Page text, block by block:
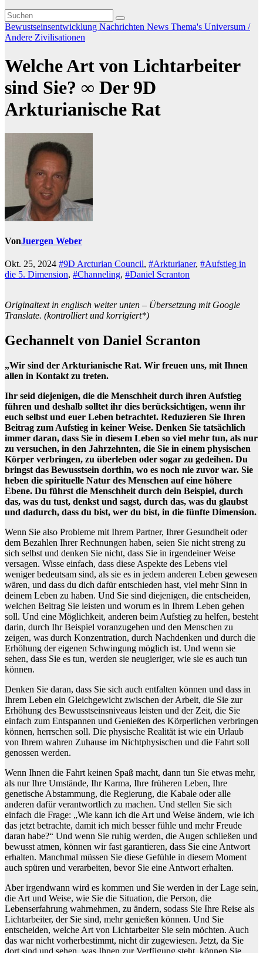
Bewustseinsentwicklung Nachrichten News Thema's Universum /
Andere Zivilisationen
Welche Art von Lichtarbeiter
sind Sie? ∞ Der 9D
Arkturianische Rat
VonJuergen Weber
Okt. 25, 2024 #9D Arcturian Council, #Arkturianer, #Aufstieg in
die 5. Dimension, #Channeling, #Daniel Scranton
Originaltext in englisch weiter unten – Übersetzung mit Google
Translate. (kontrolliert und korrigiert*)
Gechannelt von Daniel Scranton
„Wir sind der Arkturianische Rat. Wir freuen uns, mit Ihnen
allen in Kontakt zu treten.
Ihr seid diejenigen, die die Menschheit durch ihren Aufstieg
führen und deshalb solltet ihr dies berücksichtigen, wenn ihr
euch selbst und euer Leben betrachtet. Reduzieren Sie Ihren
Beitrag zum Aufstieg in keiner Weise. Denken Sie tatsächlich
immer daran, dass Sie in diesem Leben so viel mehr tun, als nur
zu versuchen, in den Jahrzehnten, die Sie in einem physischen
Körper verbringen, zu überleben oder sogar zu gedeihen. Du
bringst das Bewusstsein dorthin, wo es noch nie zuvor war. Sie
heben die spirituelle Natur des Menschen auf eine höhere
Ebene. Du führst die Menschheit durch dein Beispiel, durch
das, was du tust, denkst und sagst, durch das, was du glaubst
und dadurch, dass du bist, wer du bist, in die fünfte Dimension.
Wenn Sie also Probleme mit Ihrem Partner, Ihrer Gesundheit oder
dem Bezahlen Ihrer Rechnungen haben, seien Sie nicht streng zu
sich selbst und denken Sie nicht, dass Sie in irgendeiner Weise
versagen. Wisse einfach, dass diese Aspekte des Lebens viel
weniger bedeutsam sind, als sie es in jedem anderen Leben gewesen
wären, und dass du dich dafür entschieden hast, viel mehr Sinn in
deinem Leben zu haben. Und Sie sind diejenigen, die entscheiden,
welchen Beitrag Sie leisten und worum es in Ihrem Leben gehen
soll. Und eine Möglichkeit, anderen beim Aufstieg zu helfen, besteht
darin, durch Ihr Beispiel voranzugehen und den Menschen zu
zeigen, was durch Konzentration, durch Nachdenken und durch die
Erhöhung der eigenen Schwingung möglich ist. Und wenn sie
sehen, dass Sie es tun, werden sie neugieriger, wie sie es auch tun
können.
Denken Sie daran, dass Sie sich auch entfalten können und dass in
Ihrem Leben ein Gleichgewicht zwischen der Arbeit, die Sie zur
Erhöhung des Bewusstseinsniveaus leisten und der Zeit, die Sie
einfach zum Entspannen und Genießen des Körperlichen verbringen
können, herrschen soll. Die physische Realität ist wie ein Urlaub
von Ihrem wahren Zuhause im Nichtphysischen und die Fahrt soll
genossen werden.
Wenn Ihnen die Fahrt keinen Spaß macht, dann tun Sie etwas mehr,
als nur Ihre Umstände, Ihr Karma, Ihre früheren Leben, Ihre
genetische Abstammung, die Regierung, die Kabale oder alle
anderen dafür verantwortlich zu machen. Und stellen Sie sich
einfach die Frage: „Wie kann ich die Art und Weise ändern, wie ich
das jetzt betrachte, damit ich mich besser fühle und mehr Freude
daran habe?“ Und wenn Sie ruhig werden, die Augen schließen und
bewusst atmen, können wir fast garantieren, dass Sie eine Antwort
erhalten. Manchmal müssen Sie diese Gefühle in diesem Moment
auch spüren und verarbeiten, bevor Sie eine Antwort erhalten.
Aber irgendwann wird es kommen und Sie werden in der Lage sein,
die Art und Weise, wie Sie die Situation, die Person, die
Lebenserfahrung wahrnehmen, zu ändern, sodass Sie Ihre Reise als
Lichtarbeiter, der Sie sind, mehr genießen können. Und Sie
entscheiden, welche Art von Lichtarbeiter Sie sein möchten. Auch
das war nicht vorherbestimmt, nicht dir zugewiesen. Jetzt, da Sie